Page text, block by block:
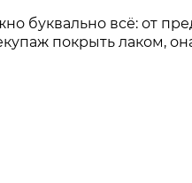
буквально всё: от
покрыть лаком,